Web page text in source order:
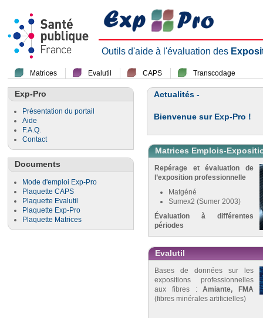
Outils d'aide à l'évaluation des
Matrices Evalutil CAPS Transcodage
Exp-Pro
Présentation du portail
Aide
F.A.Q.
Contact
Documents
Mode d'emploi Exp-Pro
Plaquette CAPS
Plaquette Evalutil
Plaquette Exp-Pro
Plaquette Matrices
Actualités -
Bienvenue sur Exp-Pro !
Matrices Emplois-
Repérage et évaluation de
l’exposition professionnelle
Matgéné
Sumex2 (Sumer 2003)
Évaluation à différentes
périodes
Evalutil
Bases de données sur les
expositions professionnelles
aux fibres :Amiante, FMA
(fibres minérales artificielles)